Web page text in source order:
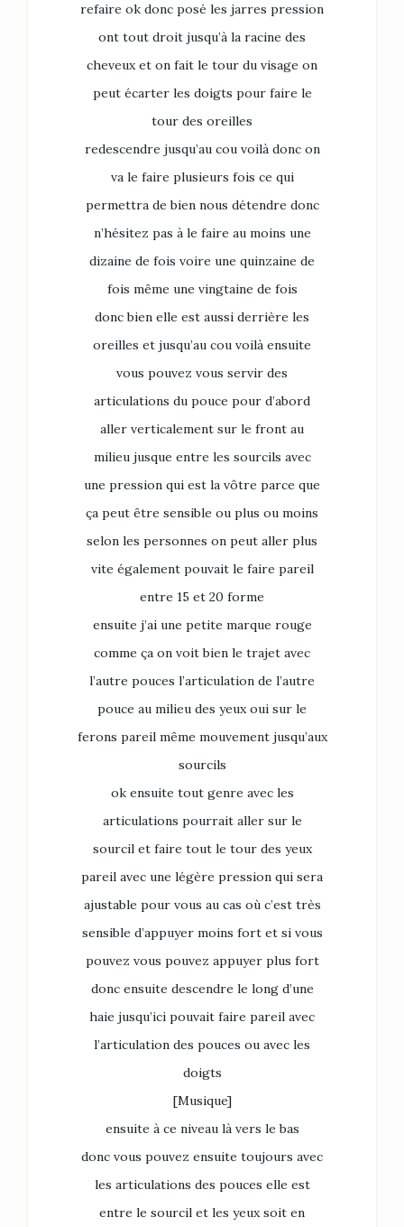
refaire ok donc posé les jarres pression
ont tout droit jusqu’à la racine des
cheveux et on fait le tour du visage on
peut écarter les doigts pour faire le
tour des oreilles
redescendre jusqu’au cou voilà donc on
va le faire plusieurs fois ce qui
permettra de bien nous détendre donc
n’hésitez pas à le faire au moins une
dizaine de fois voire une quinzaine de
fois même une vingtaine de fois
donc bien elle est aussi derrière les
oreilles et jusqu’au cou voilà ensuite
vous pouvez vous servir des
articulations du pouce pour d’abord
aller verticalement sur le front au
milieu jusque entre les sourcils avec
une pression qui est la vôtre parce que
ça peut être sensible ou plus ou moins
selon les personnes on peut aller plus
vite également pouvait le faire pareil
entre 15 et 20 forme
ensuite j’ai une petite marque rouge
comme ça on voit bien le trajet avec
l’autre pouces l’articulation de l’autre
pouce au milieu des yeux oui sur le
ferons pareil même mouvement jusqu’aux
sourcils
ok ensuite tout genre avec les
articulations pourrait aller sur le
sourcil et faire tout le tour des yeux
pareil avec une légère pression qui sera
ajustable pour vous au cas où c’est très
sensible d’appuyer moins fort et si vous
pouvez vous pouvez appuyer plus fort
donc ensuite descendre le long d’une
haie jusqu’ici pouvait faire pareil avec
l’articulation des pouces ou avec les
doigts
[Musique]
ensuite à ce niveau là vers le bas
donc vous pouvez ensuite toujours avec
les articulations des pouces elle est
entre le sourcil et les yeux soit en